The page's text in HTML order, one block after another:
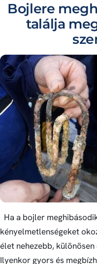
Bojlere
találja
Ha a bojler
kényelmetlenségeket
élet nehezebb,
Ilyenkor gyors és